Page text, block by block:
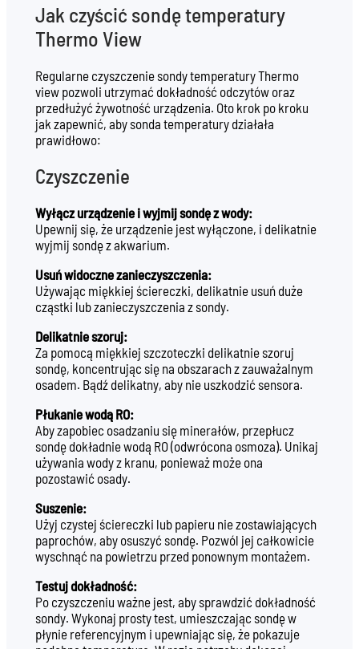
Jak czyścić sondę temperatury
Thermo View
Regularne czyszczenie sondy temperatury Thermo
view pozwoli utrzymać dokładność odczytów oraz
przedłużyć żywotność urządzenia. Oto krok po kroku
jak zapewnić, aby sonda temperatury działała
prawidłowo:
Czyszczenie
Wyłącz urządzenie i wyjmij sondę z wody:
Upewnij się, że urządzenie jest wyłączone, i delikatnie
wyjmij sondę z akwarium.
Usuń widoczne zanieczyszczenia:
Używając miękkiej ściereczki, delikatnie usuń duże
cząstki lub zanieczyszczenia z sondy.
Delikatnie szoruj:
Za pomocą miękkiej szczoteczki delikatnie szoruj
sondę, koncentrując się na obszarach z zauważalnym
osadem. Bądź delikatny, aby nie uszkodzić sensora.
Płukanie wodą RO:
Aby zapobiec osadzaniu się minerałów, przepłucz
sondę dokładnie wodą RO (odwrócona osmoza). Unikaj
używania wody z kranu, ponieważ może ona
pozostawić osady.
Suszenie:
Użyj czystej ściereczki lub papieru nie zostawiających
paprochów, aby osuszyć sondę. Pozwól jej całkowicie
wyschnąć na powietrzu przed ponownym montażem.
Testuj dokładność:
Po czyszczeniu ważne jest, aby sprawdzić dokładność
sondy. Wykonaj prosty test, umieszczając sondę w
płynie referencyjnym i upewniając się, że pokazuje